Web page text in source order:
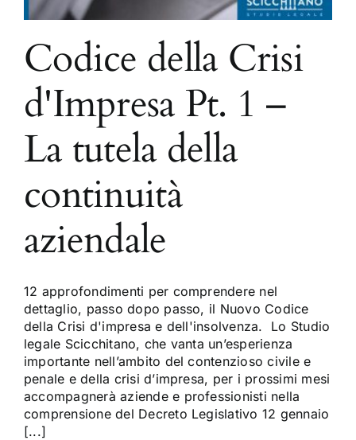
Codice della Crisi
d'Impresa Pt. 1 –
La tutela della
continuità
aziendale
12 approfondimenti per comprendere nel
dettaglio, passo dopo passo, il Nuovo Codice
della Crisi d'impresa e dell'insolvenza. Lo Studio
legale Scicchitano, che vanta un’esperienza
importante nell’ambito del contenzioso civile e
penale e della crisi d’impresa, per i prossimi mesi
accompagnerà aziende e professionisti nella
comprensione del Decreto Legislativo 12 gennaio
[...]